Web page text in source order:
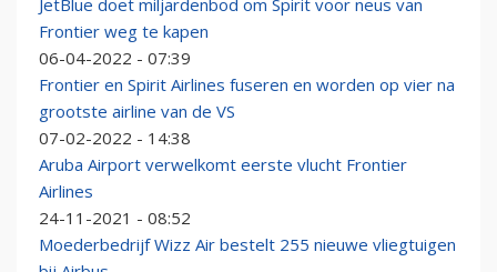
JetBlue doet miljardenbod om Spirit voor neus van
Frontier weg te kapen
06-04-2022 - 07:39
Frontier en Spirit Airlines fuseren en worden op vier na
grootste airline van de VS
07-02-2022 - 14:38
Aruba Airport verwelkomt eerste vlucht Frontier
Airlines
24-11-2021 - 08:52
Moederbedrijf Wizz Air bestelt 255 nieuwe vliegtuigen